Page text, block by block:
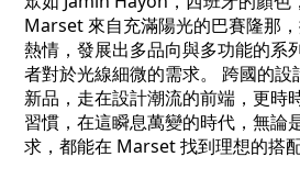
Marset 來自充滿陽光的巴賽隆那
熱情，發展出多品向與多功能的系
者對於光線細微的需求。 跨國的設
新品，走在設計潮流的前端，更時
習慣，在這瞬息萬變的時代，無論
求，都能在 Marset 找到理想的搭配